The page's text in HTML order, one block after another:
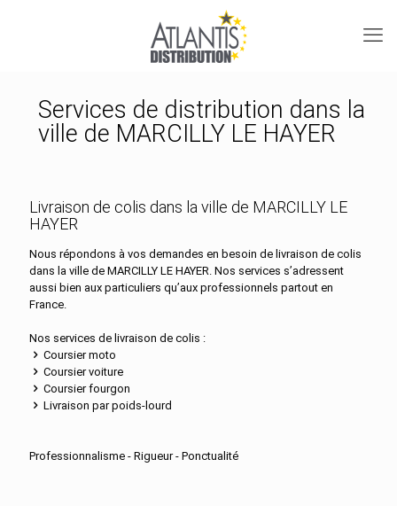
Services de distribution dans la
ville de MARCILLY LE HAYER
Livraison de colis dans la ville de MARCILLY LE
HAYER
Nous répondons à vos demandes en besoin de livraison de colis
dans la ville de MARCILLY LE HAYER. Nos services s’adressent
aussi bien aux particuliers qu’aux professionnels partout en
France.
Nos services de livraison de colis :
Coursier moto
Coursier voiture
Coursier fourgon
Livraison par poids-lourd
Professionnalisme - Rigueur - Ponctualité